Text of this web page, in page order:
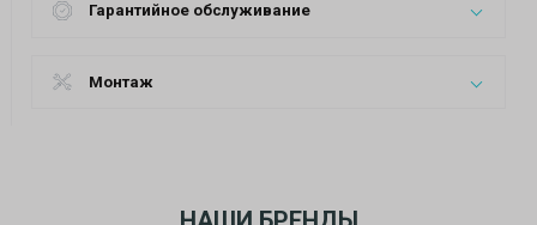
Гарантийное обслуживание
Монтаж